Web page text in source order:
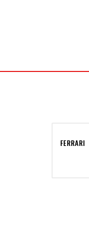
FERRARI